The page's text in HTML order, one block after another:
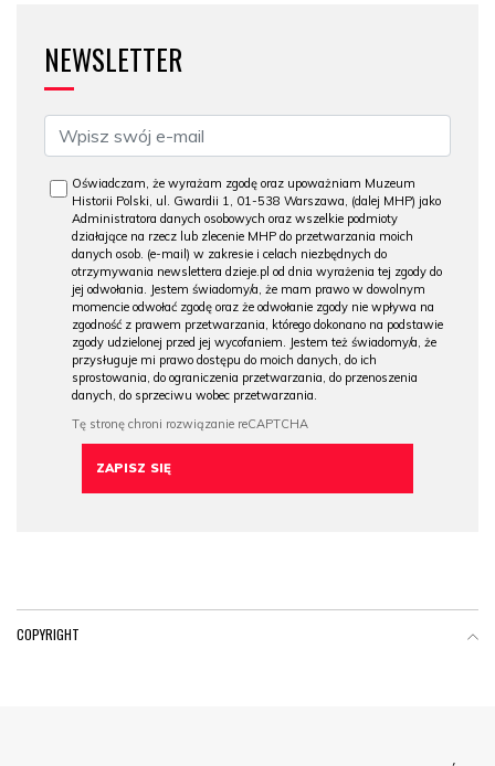
NEWSLETTER
Oświadczam, że wyrażam zgodę oraz upoważniam Muzeum
Historii Polski, ul. Gwardii 1, 01-538 Warszawa, (dalej MHP) jako
Administratora danych osobowych oraz wszelkie podmioty
działające na rzecz lub zlecenie MHP do przetwarzania moich
danych osob. (e-mail) w zakresie i celach niezbędnych do
otrzymywania newslettera dzieje.pl od dnia wyrażenia tej zgody do
jej odwołania. Jestem świadomy/a, że mam prawo w dowolnym
momencie odwołać zgodę oraz że odwołanie zgody nie wpływa na
zgodność z prawem przetwarzania, którego dokonano na podstawie
zgody udzielonej przed jej wycofaniem. Jestem też świadomy/a, że
przysługuje mi prawo dostępu do moich danych, do ich
sprostowania, do ograniczenia przetwarzania, do przenoszenia
danych, do sprzeciwu wobec przetwarzania.
COPYRIGHT